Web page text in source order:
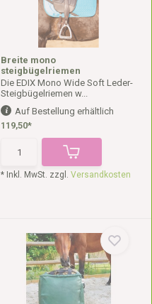
Breite mono
steigbügelriemen
Die EDIX Mono Wide Soft Leder-
Steigbügelriemen w...
Auf Bestellung erhältlich
119,50*
* Inkl. MwSt. zzgl. Versandkosten